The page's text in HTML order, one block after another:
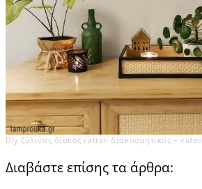
Diy ξύλινος δίσκος rattan διακοσμητικός – video
Διαβάστε επίσης τα άρθρα: